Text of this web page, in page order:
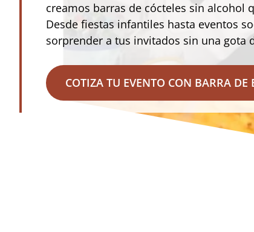
creamos barras de cócteles sin alcohol
Desde fiestas infantiles hasta eventos
sorprender a tus invitados sin una gota
COTIZA TU EVENTO CON BARRA DE